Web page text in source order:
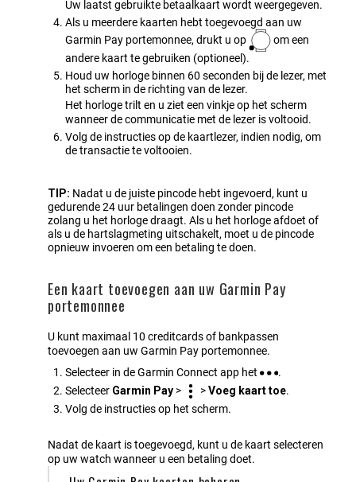
Uw laatst gebruikte betaalkaart wordt weergegeven.
Als u meerdere kaarten hebt toegevoegd aan uw
Garmin Pay portemonnee, drukt u op
om een
andere kaart te gebruiken (optioneel).
Houd uw horloge binnen 60 seconden bij de lezer, met
het scherm in de richting van de lezer.
Het horloge trilt en u ziet een vinkje op het scherm
wanneer de communicatie met de lezer is voltooid.
Volg de instructies op de kaartlezer, indien nodig, om
de transactie te voltooien.
TIP: Nadat u de juiste pincode hebt ingevoerd, kunt u
gedurende 24 uur betalingen doen zonder pincode
zolang u het horloge draagt. Als u het horloge afdoet of
als u de hartslagmeting uitschakelt, moet u de pincode
opnieuw invoeren om een betaling te doen.
Een kaart toevoegen aan uw Garmin Pay
portemonnee
U kunt maximaal 10 creditcards of bankpassen
toevoegen aan uw Garmin Pay portemonnee.
Selecteer in deGarmin Connect app het
.
Selecteer Garmin Pay > >Voeg kaart toe.
Volg de instructies op het scherm.
Nadat de kaart is toegevoegd, kunt u de kaart selecteren
op uw watch wanneer u een betaling doet.